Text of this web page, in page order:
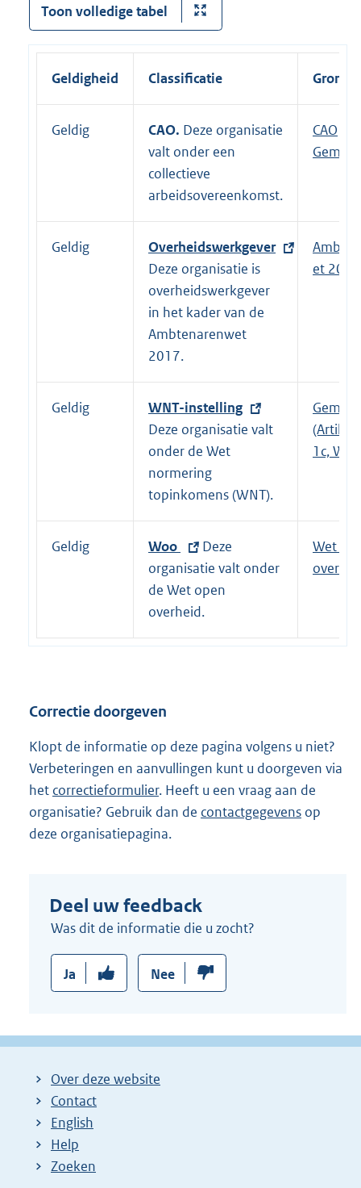
Toon volledige tabel
Geldigheid Classificatie
Geldig CAO. Deze organisatie
valt onder een
collectieve
arbeidsovereenkomst.
E
x
r
n
CAO
Geldig
E
x
t
e
r
n
e
l
i
:
Overheidswerkgever
Deze organisatie is
overheidswerkgever
in het kader van de
Ambtenarenwet
2017.
et 2017
Geldig
E
x
t
e
r
n
e
:
WNT-instelling
Deze organisatie valt
onder de Wet
normering
topinkomens (WNT).
(Artikel
1c,
Geldig
E
x
t
e
r
i
n
k
:
Woo
Deze
organisatie valt onder
de Wet open
overheid.
Wet
Correctie doorgeven
Klopt de informatie op deze pagina volgens u niet?
Verbeteringen en aanvullingen kunt u doorgeven via
het correctieformulier. Heeft u een vraag aan de
organisatie? Gebruik dan de contactgegevens op
deze organisatiepagina.
Deel uw feedback
Was dit de informatie die u zocht?
Ja Nee
Over deze website
Contact
English
Help
Zoeken